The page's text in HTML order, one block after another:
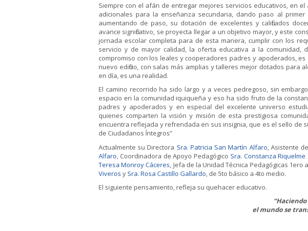
Siempre con el afán de entregar mejores servicios educativos, en
adicionales para la enseñanza secundaria, dando paso al
aumentando de paso, su dotación de excelentes y calificados
avance significativo, se proyecta llegar a un objetivo mayor, y este
jornada escolar completa para de esta manera, cumplir con los
servicio y de mayor calidad, la oferta educativa a la comunidad,
compromiso con los leales y cooperadores padres y apoderados,
nuevo edificio, con salas más amplias y talleres mejor dotados para
en día, es una realidad.
El camino recorrido ha sido largo y a veces pedregoso, sin
espacio en la comunidad iquiqueña y eso ha sido fruto de la
padres y apoderados y en especial del excelente universo
quienes comparten la visión y misión de esta prestigiosa
encuentra reflejada y refrendada en sus insignia, que es el sello de
de Ciudadanos Íntegros”
Actualmente su Directora Sra. Patricia San Martín Alfaro , Asistente
Alfaro , Coordinadora de Apoyo Pedagógico Sra. Constanza
Teresa Monroy Cáceres , Jefa de la Unidad Técnica Pedagógicas 1ero
Viveros y Sra. Rosa Castillo Gallardo , de 5to básico a 4to medio.
El siguiente pensamiento, refleja su quehacer educativo.
el mundo se